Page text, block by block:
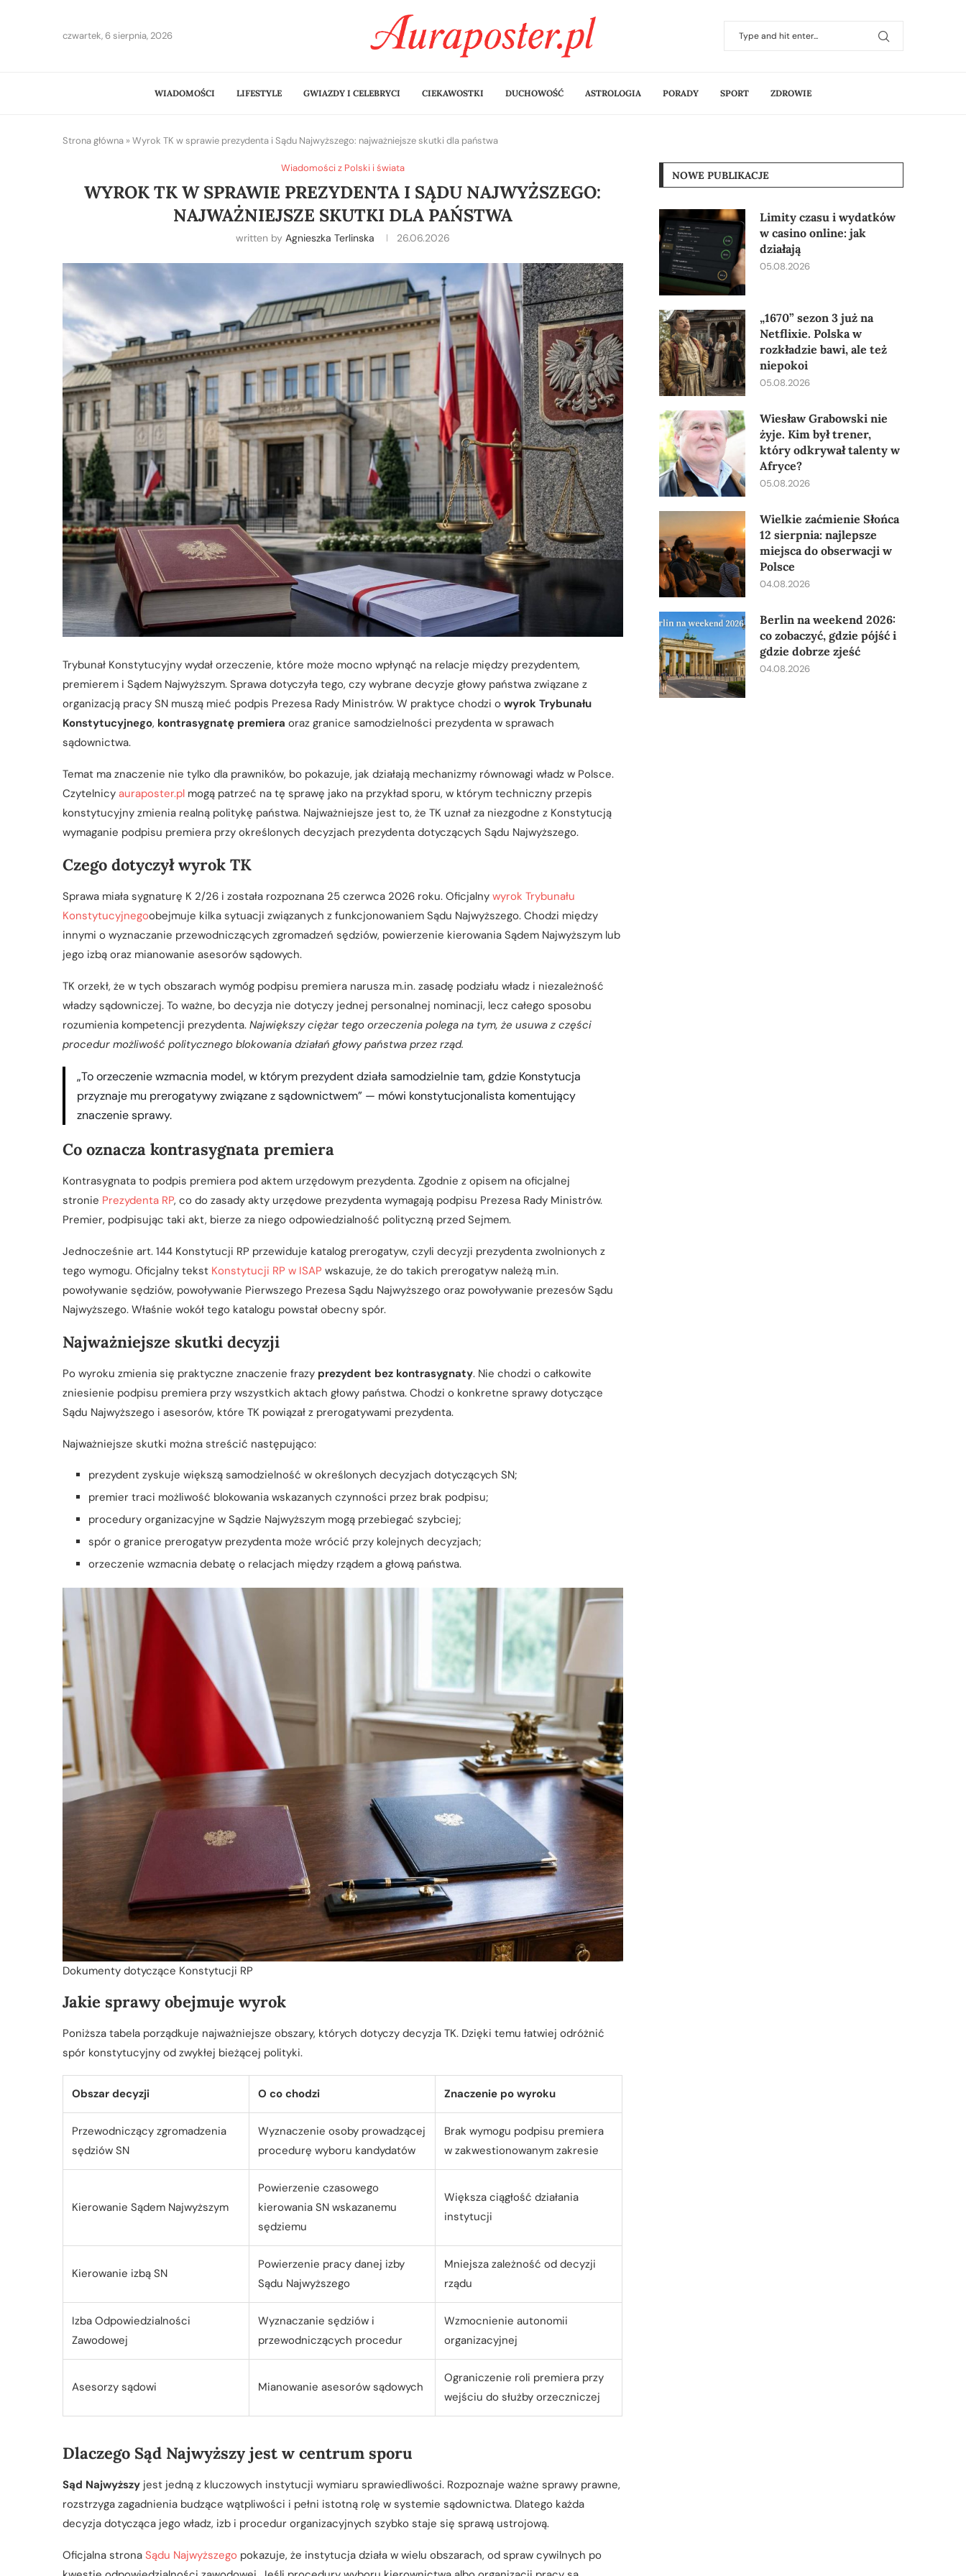
czwartek, 6 sierpnia, 2026
WIADOMOŚCI LIFESTYLE GWIAZDY I CELEBRYCI CIEKAWOSTKI DUCHOWOŚĆ ASTROLOGIA PORADY SPORT ZDROWIE
Strona główna » Wyrok TK w sprawie prezydenta i Sądu Najwyższego: najważniejsze skutki dla państwa
Wiadomości z Polski i świata
WYROK TK W SPRAWIE PREZYDENTA I SĄDU NAJWYŻSZEGO:
NAJWAŻNIEJSZE SKUTKI DLA PAŃSTWA
written by Agnieszka Terlinska 26.06.2026
Trybunał Konstytucyjny wydał orzeczenie, które może mocno wpłynąć na relacje między prezydentem,
premierem i Sądem Najwyższym. Sprawa dotyczyła tego, czy wybrane decyzje głowy państwa związane z
organizacją pracy SN muszą mieć podpis Prezesa Rady Ministrów. W praktyce chodzi o wyrok Trybunału
Konstytucyjnego, kontrasygnatę premiera oraz granice samodzielności prezydenta w sprawach
sądownictwa.
Temat ma znaczenie nie tylko dla prawników, bo pokazuje, jak działają mechanizmy równowagi władz w Polsce.
Czytelnicy auraposter.pl mogą patrzeć na tę sprawę jako na przykład sporu, w którym techniczny przepis
konstytucyjny zmienia realną politykę państwa. Najważniejsze jest to, że TK uznał za niezgodne z Konstytucją
wymaganie podpisu premiera przy określonych decyzjach prezydenta dotyczących Sądu Najwyższego.
Czego dotyczył wyrok TK
Sprawa miała sygnaturę K 2/26 i została rozpoznana 25 czerwca 2026 roku. Oficjalny wyrok Trybunału
Konstytucyjnegoobejmuje kilka sytuacji związanych z funkcjonowaniem Sądu Najwyższego. Chodzi między
innymi o wyznaczanie przewodniczących zgromadzeń sędziów, powierzenie kierowania Sądem Najwyższym lub
jego izbą oraz mianowanie asesorów sądowych.
TK orzekł, że w tych obszarach wymóg podpisu premiera narusza m.in. zasadę podziału władz i niezależność
władzy sądowniczej. To ważne, bo decyzja nie dotyczy jednej personalnej nominacji, lecz całego sposobu
rozumienia kompetencji prezydenta. Największy ciężar tego orzeczenia polega na tym, że usuwa z części
procedur możliwość politycznego blokowania działań głowy państwa przez rząd.
„To orzeczenie wzmacnia model, w którym prezydent działa samodzielnie tam, gdzie Konstytucja
przyznaje mu prerogatywy związane z sądownictwem” — mówi konstytucjonalista komentujący
znaczenie sprawy.
Co oznacza kontrasygnata premiera
Kontrasygnata to podpis premiera pod aktem urzędowym prezydenta. Zgodnie z opisem na oficjalnej
stronie Prezydenta RP, co do zasady akty urzędowe prezydenta wymagają podpisu Prezesa Rady Ministrów.
Premier, podpisując taki akt, bierze za niego odpowiedzialność polityczną przed Sejmem.
Jednocześnie art. 144 Konstytucji RP przewiduje katalog prerogatyw, czyli decyzji prezydenta zwolnionych z
tego wymogu. Oficjalny tekst Konstytucji RP w ISAP wskazuje, że do takich prerogatyw należą m.in.
powoływanie sędziów, powoływanie Pierwszego Prezesa Sądu Najwyższego oraz powoływanie prezesów Sądu
Najwyższego. Właśnie wokół tego katalogu powstał obecny spór.
Najważniejsze skutki decyzji
Po wyroku zmienia się praktyczne znaczenie frazy prezydent bez kontrasygnaty. Nie chodzi o całkowite
zniesienie podpisu premiera przy wszystkich aktach głowy państwa. Chodzi o konkretne sprawy dotyczące
Sądu Najwyższego i asesorów, które TK powiązał z prerogatywami prezydenta.
Najważniejsze skutki można streścić następująco:
prezydent zyskuje większą samodzielność w określonych decyzjach dotyczących SN;
premier traci możliwość blokowania wskazanych czynności przez brak podpisu;
procedury organizacyjne w Sądzie Najwyższym mogą przebiegać szybciej;
spór o granice prerogatyw prezydenta może wrócić przy kolejnych decyzjach;
orzeczenie wzmacnia debatę o relacjach między rządem a głową państwa.
Dokumenty dotyczące Konstytucji RP
Jakie sprawy obejmuje wyrok
Poniższa tabela porządkuje najważniejsze obszary, których dotyczy decyzja TK. Dzięki temu łatwiej odróżnić
spór konstytucyjny od zwykłej bieżącej polityki.
Obszar decyzji O co chodzi Znaczenie po wyroku
Przewodniczący zgromadzenia
sędziów SN
Wyznaczenie osoby prowadzącej
procedurę wyboru kandydatów
Brak wymogu podpisu premiera
w zakwestionowanym zakresie
Kierowanie Sądem Najwyższym
Powierzenie czasowego
kierowania SN wskazanemu
sędziemu
Większa ciągłość działania
instytucji
Kierowanie izbą SN
Powierzenie pracy danej izby
Sądu Najwyższego
Mniejsza zależność od decyzji
rządu
Izba Odpowiedzialności
Zawodowej
Wyznaczanie sędziów i
przewodniczących procedur
Wzmocnienie autonomii
organizacyjnej
Asesorzy sądowi Mianowanie asesorów sądowych
Ograniczenie roli premiera przy
wejściu do służby orzeczniczej
Dlaczego Sąd Najwyższy jest w centrum sporu
Sąd Najwyższy jest jedną z kluczowych instytucji wymiaru sprawiedliwości. Rozpoznaje ważne sprawy prawne,
rozstrzyga zagadnienia budzące wątpliwości i pełni istotną rolę w systemie sądownictwa. Dlatego każda
decyzja dotycząca jego władz, izb i procedur organizacyjnych szybko staje się sprawą ustrojową.
Oficjalna strona Sądu Najwyższego pokazuje, że instytucja działa w wielu obszarach, od spraw cywilnych po
NOWE PUBLIKACJE
Limity czasu i wydatków
w casino online: jak
działają
05.08.2026
„1670” sezon 3 już na
Netflixie. Polska w
rozkładzie bawi, ale też
niepokoi
05.08.2026
Wiesław Grabowski nie
żyje. Kim był trener,
który odkrywał talenty w
Afryce?
05.08.2026
Wielkie zaćmienie Słońca
12 sierpnia: najlepsze
miejsca do obserwacji w
Polsce
04.08.2026
Berlin na weekend 2026:
co zobaczyć, gdzie pójść i
gdzie dobrze zjeść
04.08.2026